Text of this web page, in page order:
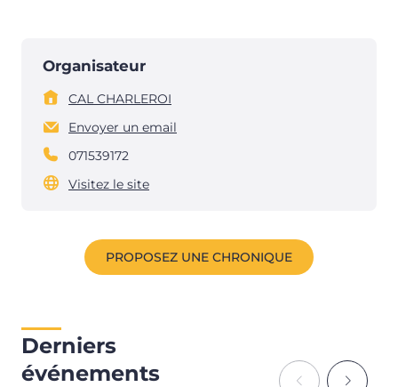
Organisateur
CAL CHARLEROI
Envoyer un email
071539172
Visitez le site
PROPOSEZ UNE CHRONIQUE
Derniers
événements